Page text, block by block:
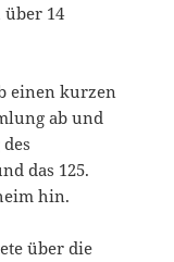
14
einen kurzen
ab und
das 125.
hin.
über die